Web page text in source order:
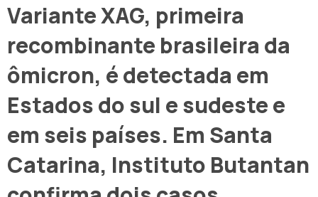
Variante XAG, primeira
recombinante brasileira da
ômicron, é detectada em
Estados do sul e sudeste e
em seis países. Em Santa
Catarina, Instituto Butantan